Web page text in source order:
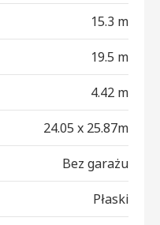
15.3 m
19.5 m
4.42 m
24.05 x 25.87m
Bez garażu
Płaski